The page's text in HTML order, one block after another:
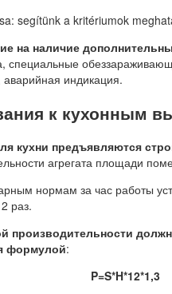
на наличие
специальные
индикация.
к кухонным
кухни предъявляются
агрегата площади
нормам за час работы
раз.
производительности
формулой:
P=S*H*12*1,3